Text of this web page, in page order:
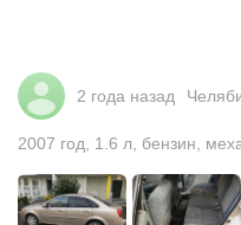
2 года назад
2007 год 1.6 л бензин